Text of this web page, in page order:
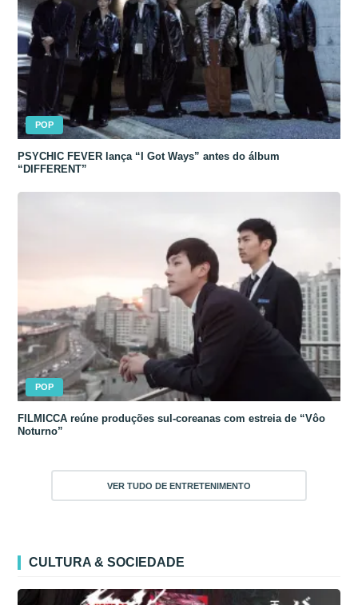
POP
PSYCHIC FEVER lança “I Got Ways” antes do álbum
“DIFFERENT”
POP
FILMICCA reúne produções sul-coreanas com estreia de “Vôo
Noturno”
VER TUDO DE ENTRETENIMENTO
CULTURA & SOCIEDADE